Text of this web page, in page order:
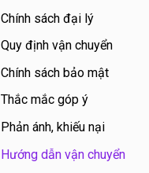
Chính sách đại lý
Quy định vận chuyển
Chính sách bảo mật
Thắc mắc góp ý
Phản ánh, khiếu nại
Hướng dẫn vận chuyển